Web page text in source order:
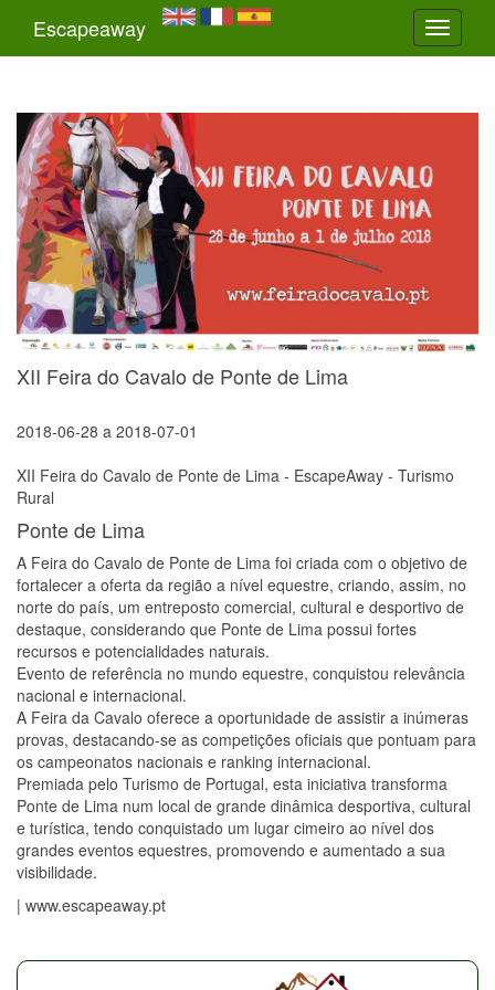
Toggle
Escapeaway
XII Feira do Cavalo de Ponte de Lima
2018-06-28 a 2018-07-01
XII Feira do Cavalo de Ponte de Lima - EscapeAway - Turismo
Rural
Ponte de Lima
A Feira do Cavalo de Ponte de Lima foi criada com o objetivo de
fortalecer a oferta da região a nível equestre, criando, assim, no
norte do país, um entreposto comercial, cultural e desportivo de
destaque, considerando que Ponte de Lima possui fortes
recursos e potencialidades naturais.
Evento de referência no mundo equestre, conquistou relevância
nacional e internacional.
A Feira da Cavalo oferece a oportunidade de assistir a inúmeras
provas, destacando-se as competições oficiais que pontuam para
os campeonatos nacionais e ranking internacional.
Premiada pelo Turismo de Portugal, esta iniciativa transforma
Ponte de Lima num local de grande dinâmica desportiva, cultural
e turística, tendo conquistado um lugar cimeiro ao nível dos
grandes eventos equestres, promovendo e aumentado a sua
visibilidade.
| www.escapeaway.pt